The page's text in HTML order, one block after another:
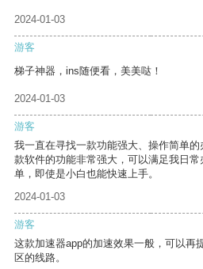
2024-01-03
游客
梯子神器，ins随便看，美美哒！
2024-01-03
游客
我一直在寻找一款功能强大、操作简单
款软件的功能非常强大，可以满足我日
单，即使是小白也能快速上手。
2024-01-03
游客
这款加速器app的加速效果一般，可以再
区的线路。